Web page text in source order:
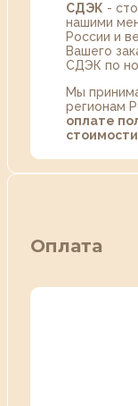
СДЭК -
нашими
России и
Вашего
СДЭК по
Мы
регионам
оплате
Оплата